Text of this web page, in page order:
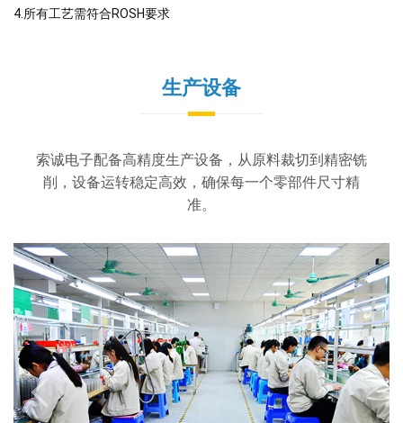
4.所有工艺需符合ROSH要求
生产设备
索诚电子配备高精度生产设备，从原料裁切到精密铣
削，设备运转稳定高效，确保每一个零部件尺寸精
准。